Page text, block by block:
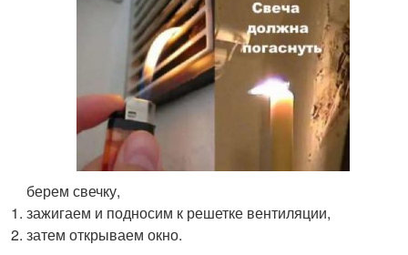
берем свечку,
зажигаем и подносим к решетке вентиляции,
затем открываем окно.